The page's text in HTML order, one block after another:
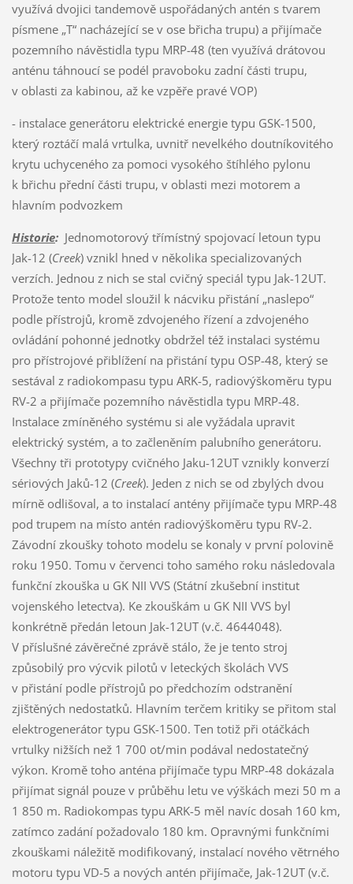
využívá dvojici tandemově uspořádaných antén s tvarem
písmene „T“ nacházející se v ose břicha trupu) a přijímače
pozemního návěstidla typu MRP-48 (ten využívá drátovou
anténu táhnoucí se podél pravoboku zadní části trupu,
v oblasti za kabinou, až ke vzpěře pravé VOP)
- instalace generátoru elektrické energie typu GSK-1500,
který roztáčí malá vrtulka, uvnitř nevelkého doutníkovitého
krytu uchyceného za pomoci vysokého štíhlého pylonu
k břichu přední části trupu, v oblasti mezi motorem a
hlavním podvozkem
Historie:Jednomotorový třímístný spojovací letoun typu
Jak-12 (Creek) vznikl hned v několika specializovaných
verzích. Jednou z nich se stal cvičný speciál typu Jak-12UT.
Protože tento model sloužil k nácviku přistání „naslepo“
podle přístrojů, kromě zdvojeného řízení a zdvojeného
ovládání pohonné jednotky obdržel též instalaci systému
pro přístrojové přiblížení na přistání typu OSP-48, který se
sestával z radiokompasu typu ARK-5, radiovýškoměru typu
RV-2 a přijímače pozemního návěstidla typu MRP-48.
Instalace zmíněného systému si ale vyžádala upravit
elektrický systém, a to začleněním palubního generátoru.
Všechny tři prototypy cvičného Jaku-12UT vznikly konverzí
sériových Jaků-12 (Creek). Jeden z nich se od zbylých dvou
mírně odlišoval, a to instalací antény přijímače typu MRP-48
pod trupem na místo antén radiovýškoměru typu RV-2.
Závodní zkoušky tohoto modelu se konaly v první polovině
roku 1950. Tomu v červenci toho samého roku následovala
funkční zkouška u GK NII VVS (Státní zkušební institut
vojenského letectva). Ke zkouškám u GK NII VVS byl
konkrétně předán letoun Jak-12UT (v.č. 4644048).
V příslušné závěrečné zprávě stálo, že je tento stroj
způsobilý pro výcvik pilotů v leteckých školách VVS
v přistání podle přístrojů po předchozím odstranění
zjištěných nedostatků. Hlavním terčem kritiky se přitom stal
elektrogenerátor typu GSK-1500. Ten totiž při otáčkách
vrtulky nižších než 1 700 ot/min podával nedostatečný
výkon. Kromě toho anténa přijímače typu MRP-48 dokázala
přijímat signál pouze v průběhu letu ve výškách mezi 50 m a
1 850 m. Radiokompas typu ARK-5 měl navíc dosah 160 km,
zatímco zadání požadovalo 180 km. Opravnými funkčními
zkouškami náležitě modifikovaný, instalací nového větrného
motoru typu VD-5 a nových antén přijímače, Jak-12UT (v.č.